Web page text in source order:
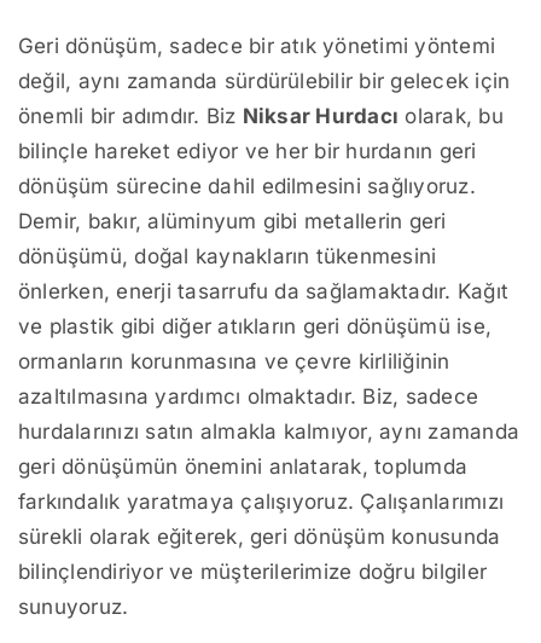
Geri dönüşüm, sadece bir atık yönetimi yöntemi
değil, aynı zamanda sürdürülebilir bir gelecek için
önemli bir adımdır. Biz Niksar Hurdacı olarak, bu
bilinçle hareket ediyor ve her bir hurdanın geri
dönüşüm sürecine dahil edilmesini sağlıyoruz.
Demir, bakır, alüminyum gibi metallerin geri
dönüşümü, doğal kaynakların tükenmesini
önlerken, enerji tasarrufu da sağlamaktadır. Kağıt
ve plastik gibi diğer atıkların geri dönüşümü ise,
ormanların korunmasına ve çevre kirliliğinin
azaltılmasına yardımcı olmaktadır. Biz, sadece
hurdalarınızı satın almakla kalmıyor, aynı zamanda
geri dönüşümün önemini anlatarak, toplumda
farkındalık yaratmaya çalışıyoruz. Çalışanlarımızı
sürekli olarak eğiterek, geri dönüşüm konusunda
bilinçlendiriyor ve müşterilerimize doğru bilgiler
sunuyoruz.